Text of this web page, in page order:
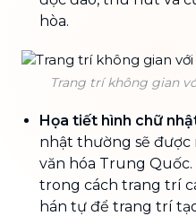
hòa.
Trang trí không gian
Họa tiết hình chữ
nhật thường sẽ
văn hóa Trung
trong cách trang trí
hán tự để trang trí